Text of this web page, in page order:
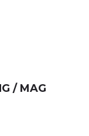
/ MAG